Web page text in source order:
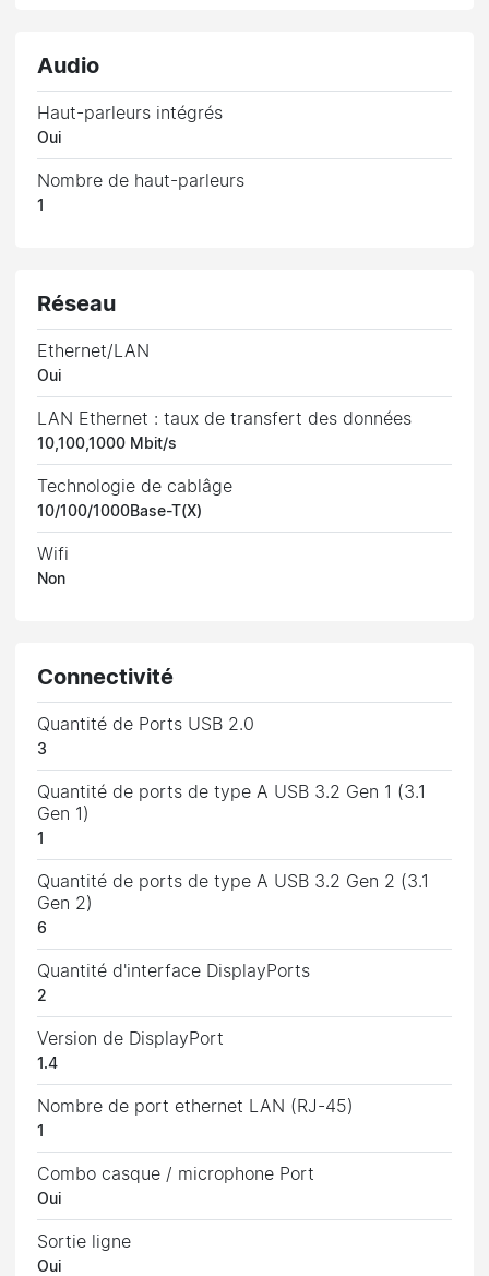
Audio
Haut-parleurs intégrés
Oui
Nombre de haut-parleurs
1
Réseau
Ethernet/LAN
Oui
LAN Ethernet : taux de transfert des données
10,100,1000 Mbit/s
Technologie de cablâge
10/100/1000Base-T(X)
Wifi
Non
Connectivité
Quantité de Ports USB 2.0
3
Quantité de ports de type A USB 3.2 Gen 1 (3.1
Gen 1)
1
Quantité de ports de type A USB 3.2 Gen 2 (3.1
Gen 2)
6
Quantité d'interface DisplayPorts
2
Version de DisplayPort
1.4
Nombre de port ethernet LAN (RJ-45)
1
Combo casque / microphone Port
Oui
Sortie ligne
Oui